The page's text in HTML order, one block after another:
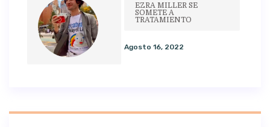
EZRA MILLER SE
SOMETE A
TRATAMIENTO
Agosto 16, 2022